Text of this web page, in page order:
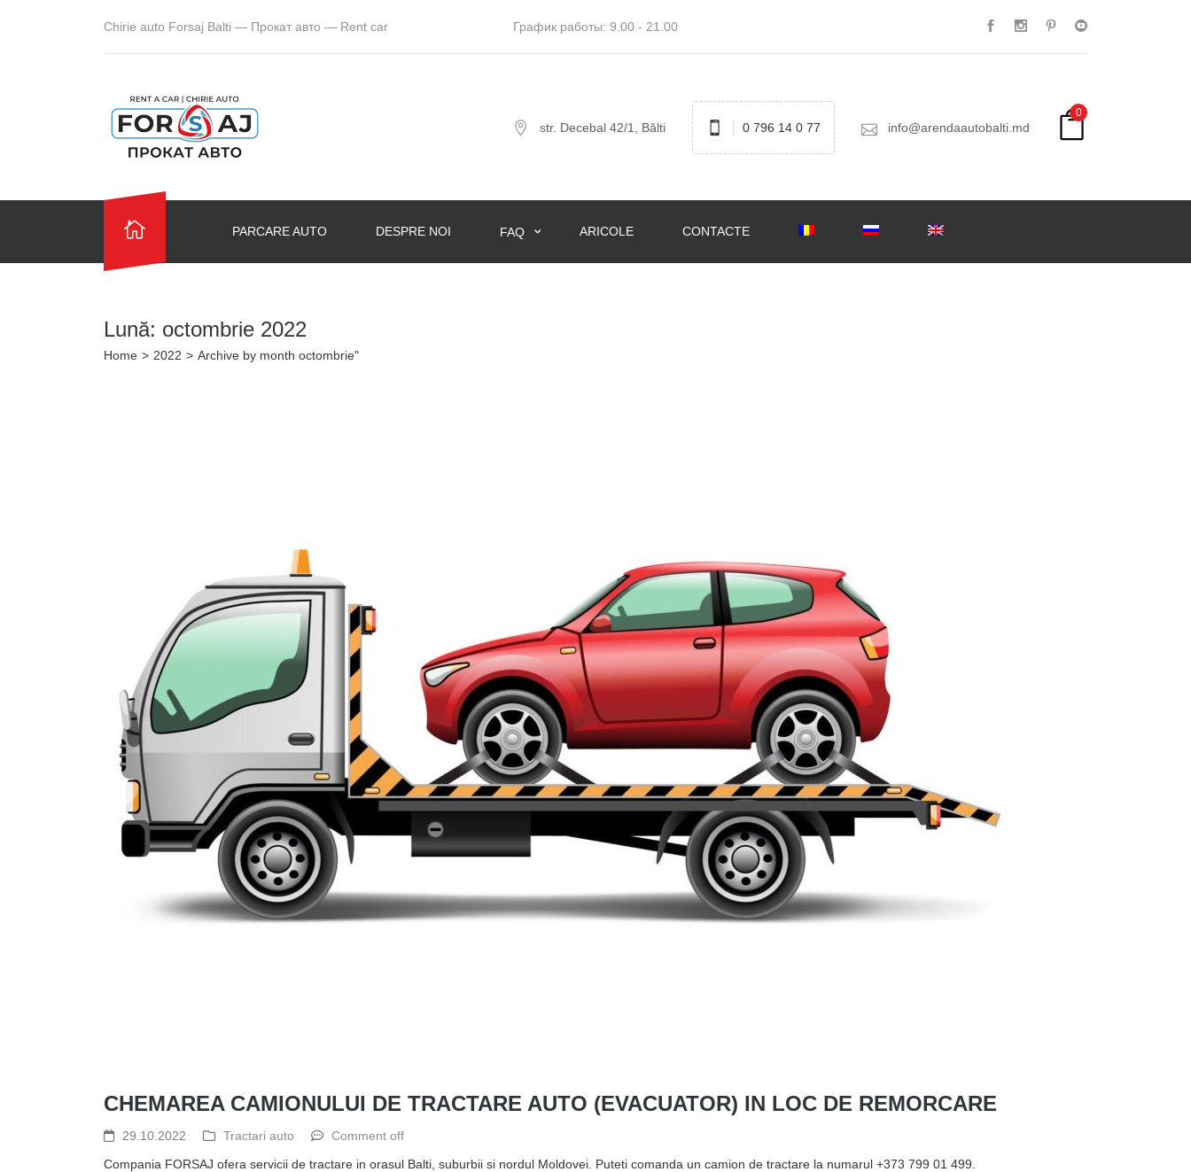
Chirie auto Forsaj Balti — Прокат авто — Rent car График работы: 9.00 - 21.00
str. Decebal 42/1, Bălti 0 796 14 0 77 info@arendaautobalti.md
0
PARCARE AUTO DESPRE NOI FAQ ARICOLE CONTACTE
Lună: octombrie 2022
Home > 2022 > Archive by month octombrie"
CHEMAREA CAMIONULUI DE TRACTARE AUTO (EVACUATOR) IN LOC DE REMORCARE
29.10.2022 Tractari auto
Comment off
Compania FORSAJ ofera servicii de tractare in orasul Balti, suburbii si nordul Moldovei. Puteti comanda un camion de tractare la numarul +373 799 01 499.